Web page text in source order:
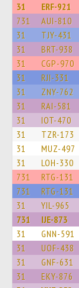
31 ERF-921
731 AUI-810
31 TJY-431
31 BRT-938
31 CGP-970
31 RJI-331
31 ZNY-762
31 RAI-581
31 IOT-470
31 TZR-173
31 MUZ-497
31 LOH-330
731 RTG-131
731 RTG-131
31 YIL-965
731 IJE-873
31 GNN-591
31 UOF-438
31 GNF-631
31 EKY-876